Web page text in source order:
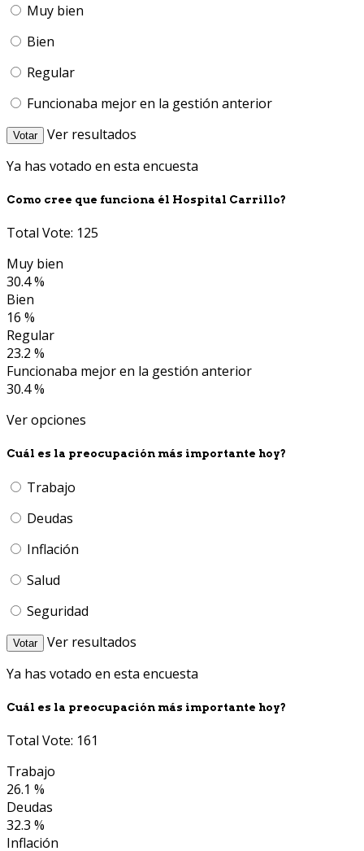
Muy bien
Bien
Regular
Funcionaba mejor en la gestión anterior
Votar
Ver resultados
Ya has votado en esta encuesta
Como cree que funciona él Hospital Carrillo?
Total Vote: 125
Muy bien
30.4 %
Bien
16 %
Regular
23.2 %
Funcionaba mejor en la gestión anterior
30.4 %
Ver opciones
Cuál es la preocupación más importante hoy?
Trabajo
Deudas
Inflación
Salud
Seguridad
Votar
Ver resultados
Ya has votado en esta encuesta
Cuál es la preocupación más importante hoy?
Total Vote: 161
Trabajo
26.1 %
Deudas
32.3 %
Inflación